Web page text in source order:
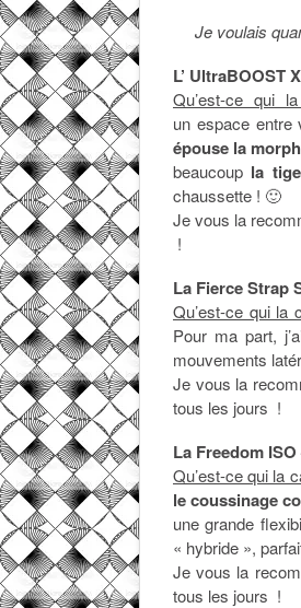
Je voulais
L’ UltraBOOST
Qu’est-ce qui
un espace entre
épouse la
beaucoup la
chaussette ! 🙂
Je vous la
!
La Fierce Strap
Qu’est-ce qui la
Pour ma part,
mouvements
Je vous la
tous les jours !
La Freedom
Qu’est-ce qui la
le coussinage
une grande
« hybride »,
Je vous la
tous les jours !